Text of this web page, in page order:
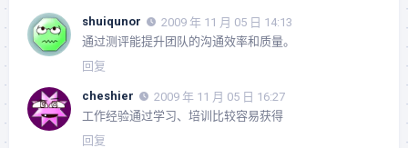
shuiqunor
2009 年 11 月 05 日 14:13
通过测评能提升团队的沟通效率和质量。
回复
cheshier
2009 年 11 月 05 日 16:27
工作经验通过学习、培训比较容易获得
回复